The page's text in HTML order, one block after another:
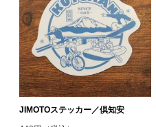
JIMOTOステッカー／倶知安